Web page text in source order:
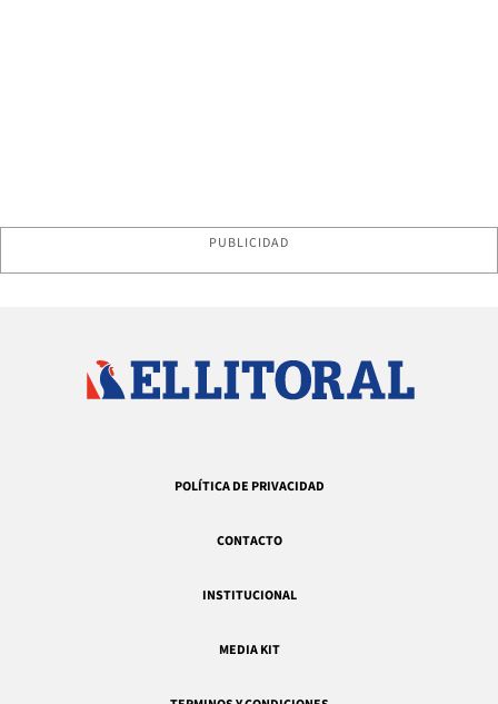
PUBLICIDAD
POLÍTICA DE PRIVACIDAD
CONTACTO
INSTITUCIONAL
MEDIA KIT